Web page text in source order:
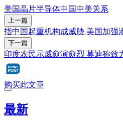
美国晶片半导体中国中美关系
上一篇
指中国起重机构成威胁 美国加强
下一篇
印度农民示威愈演愈烈 莫迪称致
购买此文章
最新